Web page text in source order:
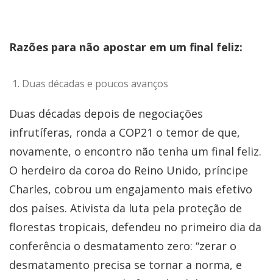
Razões para não apostar em um final feliz:
Duas décadas e poucos avanços
Duas décadas depois de negociações
infrutíferas, ronda a COP21 o temor de que,
novamente, o encontro não tenha um final feliz.
O herdeiro da coroa do Reino Unido, príncipe
Charles, cobrou um engajamento mais efetivo
dos países. Ativista da luta pela proteção de
florestas tropicais, defendeu no primeiro dia da
conferência o desmatamento zero: “zerar o
desmatamento precisa se tornar a norma, e